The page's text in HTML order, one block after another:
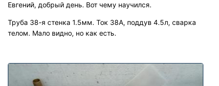
Евгений, добрый день. Вот чему научился.
Труба 38-я стенка 1.5мм. Ток 38А, поддув 4.5л, сварка
телом. Мало видно, но как есть.